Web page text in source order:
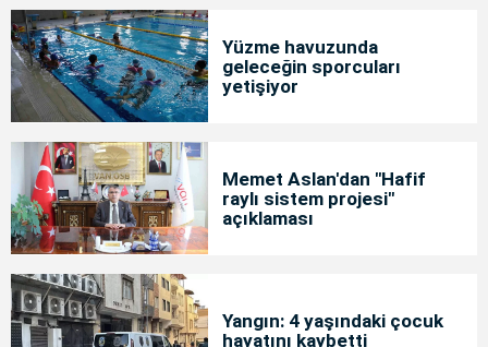
Yüzme havuzunda
geleceğin sporcuları
yetişiyor
Memet Aslan'dan "Hafif
raylı sistem projesi"
açıklaması
Yangın: 4 yaşındaki çocuk
hayatını kaybetti